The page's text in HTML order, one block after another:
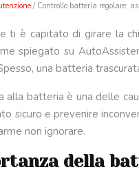
/ Controllo batteria regolare:
ti è capitato di girare la
spiegato su
una batteria
alla batteria è una delle
sicuro e prevenire
non ignorare.
della